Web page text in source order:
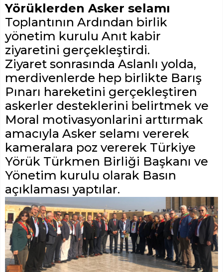
Yörüklerden Asker selamı
Toplantının Ardından birlik
yönetim kurulu Anıt kabir
ziyaretini gerçekleştirdi.
Ziyaret sonrasında Aslanlı yolda,
merdivenlerde hep birlikte Barış
Pınarı hareketini gerçekleştiren
askerler desteklerini belirtmek ve
Moral motivasyonlarini arttırmak
amacıyla Asker selamı vererek
kameralara poz vererek Türkiye
Yörük Türkmen Birliği Başkanı ve
Yönetim kurulu olarak Basın
açıklaması yaptılar.